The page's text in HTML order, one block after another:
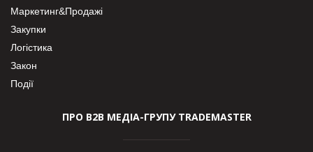
Маркетинг&Продажі
Закупки
Логістика
Закон
Події
ПРО В2В МЕДІА-ГРУПУ TRADEMASTER